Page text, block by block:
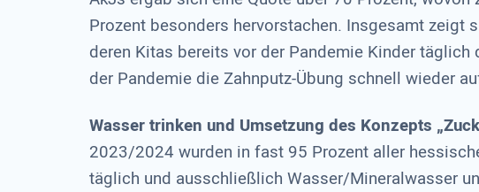
Prozent besonders hervorstachen. Insgesamt zeigt
deren Kitas bereits vor der Pandemie Kinder täglich
der Pandemie die Zahnputz-Übung schnell wieder
Wasser trinken und Umsetzung des Konzepts
2023/2024 wurden in fast 95 Prozent aller
täglich und ausschließlich Wasser/Mineralwasser